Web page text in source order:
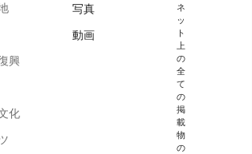
興
化
写真
動画
ネ
ッ
ト
上
の
全
て
の
掲
載
物
の